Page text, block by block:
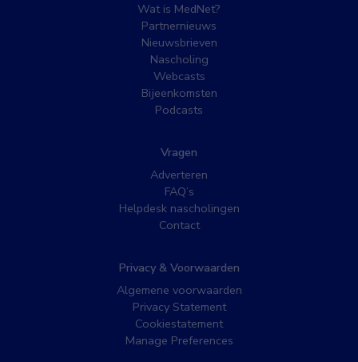
Wat is MedNet?
Partnernieuws
Nieuwsbrieven
Nascholing
Webcasts
Bijeenkomsten
Podcasts
Vragen
Adverteren
FAQ’s
Helpdesk nascholingen
Contact
Privacy & Voorwaarden
Algemene voorwaarden
Privacy Statement
Cookiestatement
Manage Preferences